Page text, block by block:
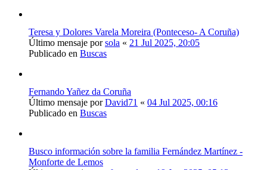
Teresa y Dolores Varela Moreira (Ponteceso- A Coruña)
Último mensaje porsola « 21 Jul 2025, 20:05
Publicado en Buscas
Fernando Yañez da Coruña
Último mensaje porDavid71 « 04 Jul 2025, 00:16
Publicado en Buscas
Busco información sobre la familia Fernández Martínez -
Monforte de Lemos